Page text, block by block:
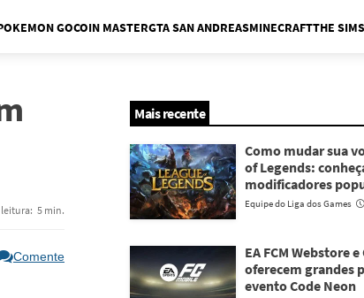
Menu
GOCOIN MASTERGTA SAN ANDREASMINECRAFTTHE
5 min.
Comente
Mais recente
Como mudar sua
of Legends:
modificadores
Equipe do Liga dos Games
EA FCM Webstore
oferecem grandes
evento Code Neon